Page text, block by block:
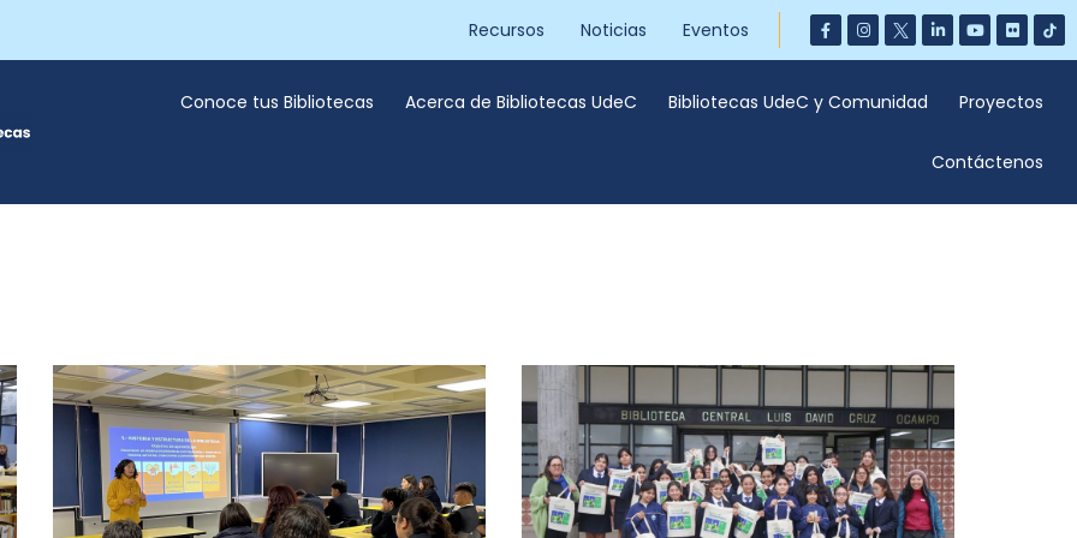
Recursos Noticias Eventos
Conoce tus Bibliotecas Acerca de Bibliotecas UdeC Bibliotecas UdeC y Comunidad Proyectos
Contáctenos